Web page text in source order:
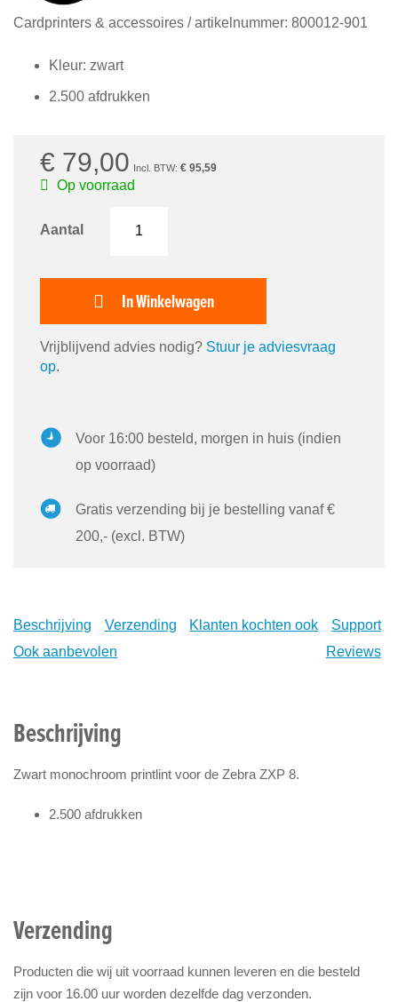
Cardprinters & accessoires / artikelnummer: 800012-901
Kleur: zwart
2.500 afdrukken
€ 79,00 € 95,59
Op voorraad
Aantal
In Winkelwagen
Vrijblijvend advies nodig? Stuur je adviesvraag
op.
Voor 16:00 besteld, morgen in huis (indien
op voorraad)
Gratis verzending bij je bestelling vanaf €
200,- (excl. BTW)
Ga
van
gallerij
Beschrijving Verzending Klanten kochten ook
Support
Ook aanbevolen
Reviews
Beschrijving
Zwart monochroom printlint voor de Zebra ZXP 8.
2.500 afdrukken
Verzending
Producten die wij uit voorraad kunnen leveren en die besteld
zijn voor 16.00 uur worden dezelfde dag verzonden.